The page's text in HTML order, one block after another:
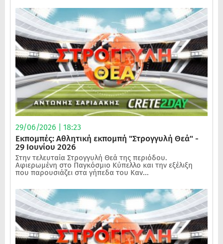
29/06/2026 | 18:23
Εκπομπές: Αθλητική εκπομπή "Στρογγυλή Θεά" -
29 Ιουνίου 2026
Στην τελευταία Στρογγυλή Θεά της περιόδου.
Αφιερωμένη στο Παγκόσμιο Κύπελλο και την εξέλιξη
που παρουσιάζει στα γήπεδα του Καν...